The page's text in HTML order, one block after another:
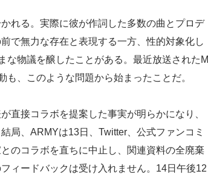
れる。実際に彼が作詞した多数の曲とプロデ
で無力な存在と表現する一方、性的対象化し
な物議を醸したことがある。最近放送されたM
、このような問題から始まったことだ。
直接コラボを提案した事実が明らかになり、
局、ARMYは13日、Twitter、公式ファンコミ
のコラボを直ちに中止し、関連資料の全廃棄
ィードバックは受け入れません。14日午後12